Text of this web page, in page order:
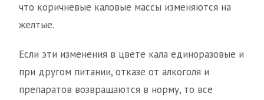
что коричневые каловые массы изменяются на
желтые.
Если эти изменения в цвете кала единоразовые и
при другом питании, отказе от алкоголя и
препаратов возвращаются в норму, то все